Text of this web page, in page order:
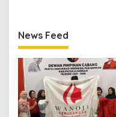
News Feed